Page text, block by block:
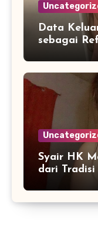
Data
sebagai
Masa Kini
Syair HK
dari Tradisi